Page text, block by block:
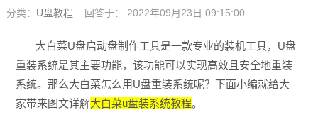
分类： U盘教程 回答于： 2022年09月23日 09:15:00
大白菜U盘启动盘制作工具是一款专业的装机工具，U盘
重装系统是其主要功能，该功能可以实现高效且安全地重装
系统。那么大白菜怎么用U盘重装系统呢？下面小编就给大
家带来图文详解大白菜u盘装系统教程。